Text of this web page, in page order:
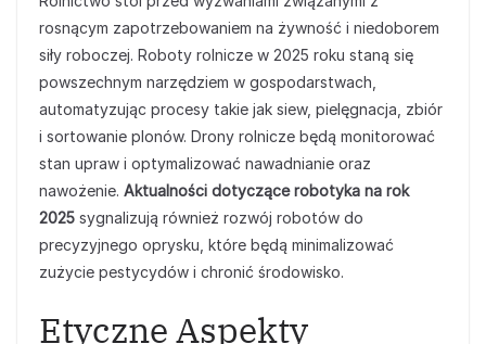
rosnącym zapotrzebowaniem na żywność i niedoborem
siły roboczej. Roboty rolnicze w 2025 roku staną się
powszechnym narzędziem w gospodarstwach,
automatyzując procesy takie jak siew, pielęgnacja, zbiór
i sortowanie plonów. Drony rolnicze będą monitorować
stan upraw i optymalizować nawadnianie oraz
nawożenie. Aktualności dotyczące robotyka na rok
2025 sygnalizują również rozwój robotów do
precyzyjnego oprysku, które będą minimalizować
zużycie pestycydów i chronić środowisko.
Etyczne Aspekty